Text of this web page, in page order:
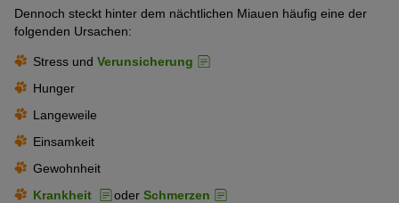
Dennoch steckt hinter dem nächtlichen Miauen häufig eine der
folgenden Ursachen:
Stress und Verunsicherung
Hunger
Langeweile
Einsamkeit
Gewohnheit
Krankheit
oder Schmerzen